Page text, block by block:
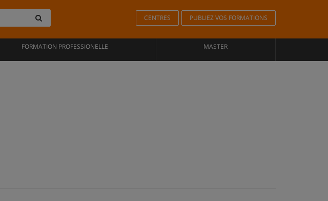
CENTRES PUBLIEZ VOS FORMATIONS
FORMATION PROFESSIONELLE MASTER